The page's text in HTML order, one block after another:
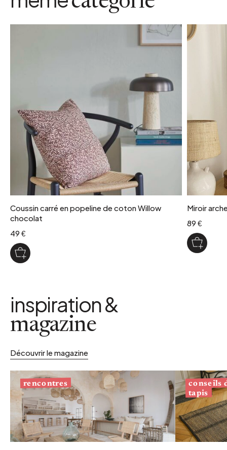
Coussin carré en popeline de coton Willow
chocolat
49 €
Miroir
89 €
inspiration &
magazine
Découvrir le magazine
rencontres conseils
tapis